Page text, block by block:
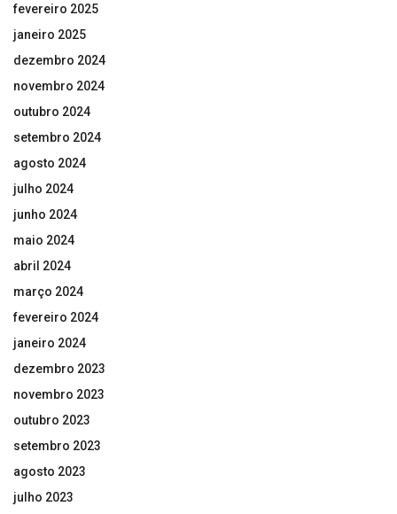
fevereiro 2025
janeiro 2025
dezembro 2024
novembro 2024
outubro 2024
setembro 2024
agosto 2024
julho 2024
junho 2024
maio 2024
abril 2024
março 2024
fevereiro 2024
janeiro 2024
dezembro 2023
novembro 2023
outubro 2023
setembro 2023
agosto 2023
julho 2023